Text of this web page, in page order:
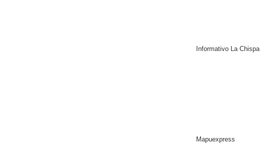
Informativo La Chispa
Mapuexpress